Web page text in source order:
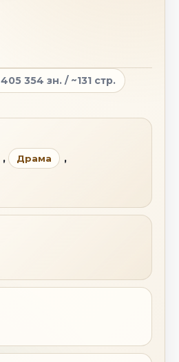
405 354 зн. / ~131 стр.
, Драма ,